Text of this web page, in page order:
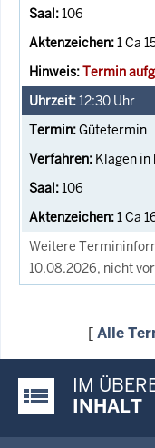
106
1 Ca
Termin
12:30 Uhr
Gütetermin
Klagen
106
1 Ca
Weitere
10.08.2026, nicht
[Alle
Justiz-Portal im
IM
INHALT